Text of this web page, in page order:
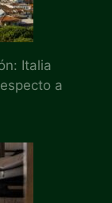
Italia
a